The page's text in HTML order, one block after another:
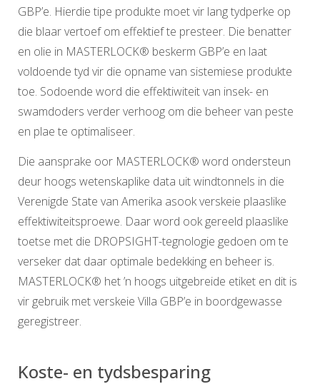
GBP’e. Hierdie tipe produkte moet vir lang tydperke op
die blaar vertoef om effektief te presteer. Die benatter
en olie in MASTERLOCK® beskerm GBP’e en laat
voldoende tyd vir die opname van sistemiese produkte
toe. Sodoende word die effektiwiteit van insek- en
swamdoders verder verhoog om die beheer van peste
en plae te optimaliseer.
Die aansprake oor MASTERLOCK® word ondersteun
deur hoogs wetenskaplike data uit windtonnels in die
Verenigde State van Amerika asook verskeie plaaslike
effektiwiteitsproewe. Daar word ook gereeld plaaslike
toetse met die DROPSIGHT-tegnologie gedoen om te
verseker dat daar optimale bedekking en beheer is.
MASTERLOCK® het ’n hoogs uitgebreide etiket en dit is
vir gebruik met verskeie Villa GBP’e in boordgewasse
geregistreer.
Koste- en tydsbesparing